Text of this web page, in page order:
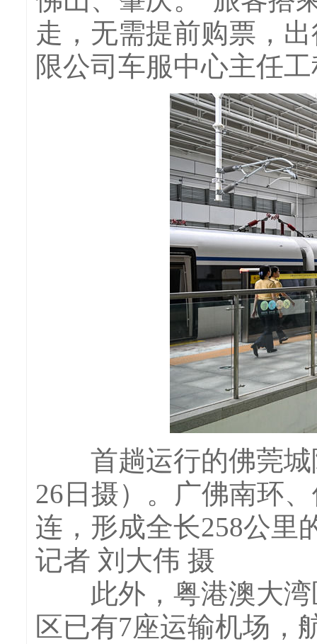
走，无需提前购票，
限公司车服中心主任
首趟运行的佛莞城
26日摄）。广佛南环
连，形成全长258公里
记者 刘大伟 摄
此外，粤港澳大湾
区已有7座运输机场，